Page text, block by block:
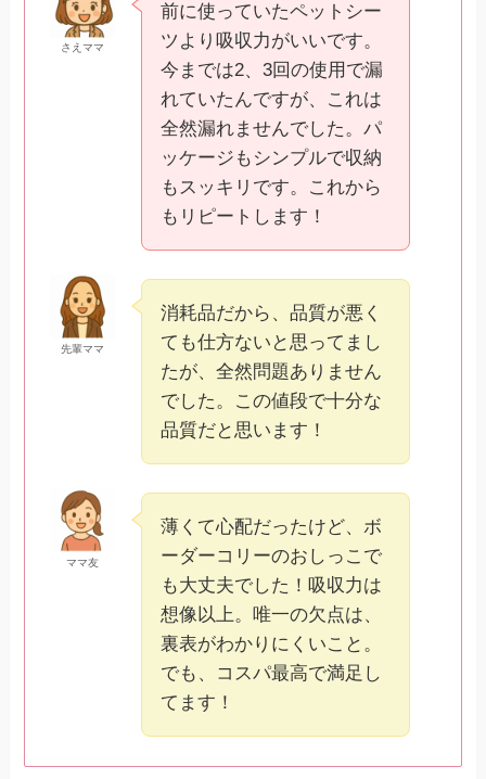
さえママ
前に使っていたペットシー
ツより吸収力がいいです。
今までは2、3回の使用で漏
れていたんですが、これは
全然漏れませんでした。パ
ッケージもシンプルで収納
もスッキリです。これから
もリピートします！
先輩ママ
消耗品だから、品質が悪く
ても仕方ないと思ってまし
たが、全然問題ありません
でした。この値段で十分な
品質だと思います！
ママ友
薄くて心配だったけど、ボ
ーダーコリーのおしっこで
も大丈夫でした！吸収力は
想像以上。唯一の欠点は、
裏表がわかりにくいこと。
でも、コスパ最高で満足し
てます！